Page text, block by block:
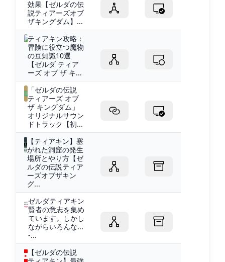
効果【ゼルダの伝
説ティアーズオブ
ザキングダム】...
ティアキン攻略：
冒険に役立つ魔物
の豆知識10選
【ゼルダ ティア
ーズ オブ ザ キ...
「ゼルダの伝説
ティアーズ オブ
ザ キングダム」
オリジナルサウン
ドトラック【初...
【ティアキン】塞
がれた洞窟の発生
場所とやり方【ゼ
ルダの伝説ティア
ーズオブザキン
グ...
ゼルダティアキン
賢者の意志を集め
ています。しかし
ながらいろんな...
-...
【ゼルダの伝説